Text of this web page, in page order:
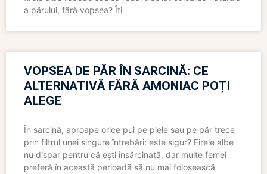
a părului, fără vopsea? Îți
VOPSEA DE PĂR ÎN SARCINĂ: CE
ALTERNATIVĂ FĂRĂ AMONIAC POȚI
ALEGE
În sarcină, aproape orice pui pe piele sau pe păr trece
prin filtrul unei singure întrebări: este sigur? Firele albe
nu dispar pentru că ești însărcinată, dar multe femei
preferă în această perioadă să nu mai folosească